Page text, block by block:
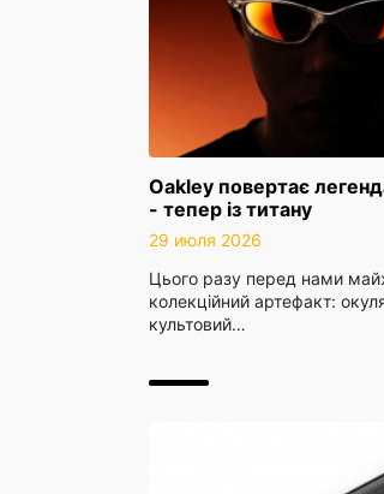
Oakley повертає
- тепер із титану
29 июля 2026
Цього разу перед нами
колекційний артефакт:
культовий…